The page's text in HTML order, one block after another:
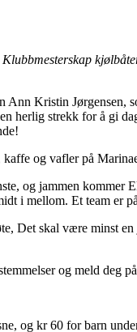
Ann Kristin Jørgensen,
herlig strekk for å gi
og vafler på
og jammen kommer
i mellom. Et team er
Det skal være minst
og meld deg på
og kr 60 for barn